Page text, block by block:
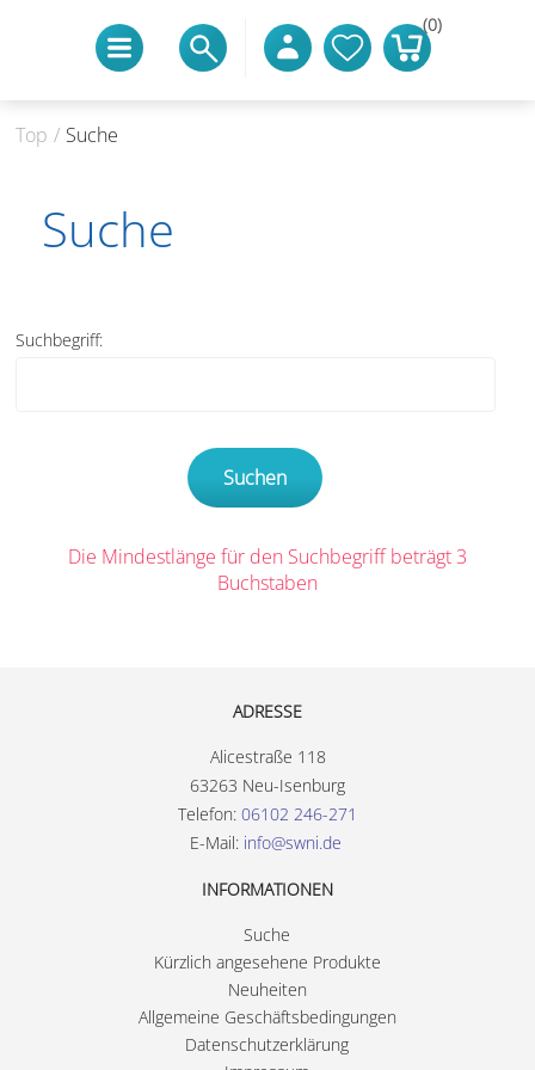
(0)
Top / Suche
Suche
Suchbegriff:
Die Mindestlänge für den Suchbegriff beträgt 3
Buchstaben
ADRESSE
Alicestraße 118
63263 Neu-Isenburg
Telefon: 06102 246-271
E-Mail: info@swni.de
INFORMATIONEN
Suche
Kürzlich angesehene Produkte
Neuheiten
Allgemeine Geschäftsbedingungen
Datenschutzerklärung